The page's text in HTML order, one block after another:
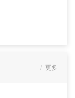
更多